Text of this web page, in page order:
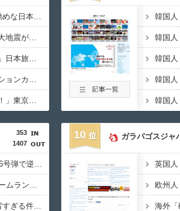
海外「”京都の鳥”は良いぞ」小規模だけどお勧めな日本の観光名所／お店に対する海外の反応
海外「彼らこそ真のヒーローだ！」手術中に大地震が起きた熊本総合病院の映像を見た海外の反応
海外「日本で初めて梅干しなるものを食べた」日本旅行で食べた変わった食べ物に対する海外の反応
海外「日本旅行で捺してきたスタンプをクッションカバーにしてみた！」一風変わった日本旅行の記念品のアイディアに対する海外の反応
海外「日本ではあらゆる趣味の店が見つかる！」東京にあるカントリーミュージックの生演奏が聞けるバーに対する海外の反応
353
1407
【海外の反応】村上宗隆が100マイル粉砕の26号弾で逆転の口火に「三振率＆四球率が高い奇妙な二面性」
【海外の反応】52歳イチロー、マ軍主催のホームラン競争で柵越えを連発「現役時代の噂は本当だったんだな…」
【海外の反応】“新タナスコ”のディアスが地雷すぎる件「大谷と山本だけしかまともな契約がない…」
10 ガラパゴスジャ